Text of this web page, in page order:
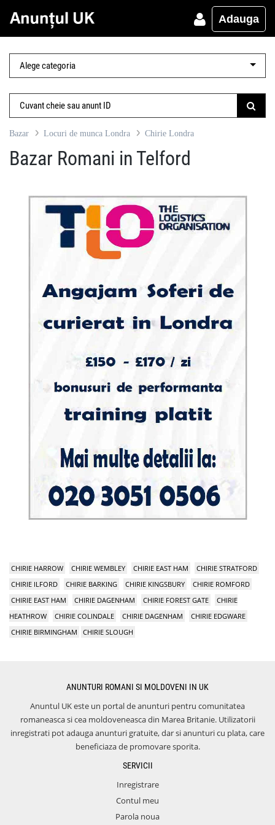
Adauga
Bazar Locuri de munca Londra Chirie Londra
Bazar Romani in Telford
CHIRIE HARROW CHIRIE WEMBLEY CHIRIE EAST HAM
CHIRIE STRATFORD
CHIRIE ILFORD
CHIRIE BARKING CHIRIE KINGSBURY
CHIRIE ROMFORD
CHIRIE EAST HAM
CHIRIE DAGENHAM CHIRIE FOREST GATE
CHIRIE
HEATHROW
CHIRIE COLINDALE CHIRIE DAGENHAM
CHIRIE EDGWARE
CHIRIE BIRMINGHAM
CHIRIE SLOUGH
ANUNTURI ROMANI SI MOLDOVENI IN UK
Anuntul UK este un portal de anunturi pentru comunitatea
romaneasca si cea moldoveneasca din Marea Britanie. Utilizatorii
inregistrati pot adauga anunturi gratuite, dar si anunturi cu plata, care
beneficiaza de promovare sporita.
SERVICII
Inregistrare
Contul meu
Parola noua